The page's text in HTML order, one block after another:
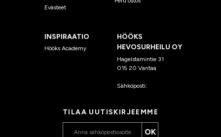
Evästeet
INSPIRAATIO
Hööks Academy
HÖÖKS
HEVOSURHEILU OY
Hagelstamintie 31
015 20 Vantaa
Sähköposti:
TILAA UUTISKIRJEEMME
OK